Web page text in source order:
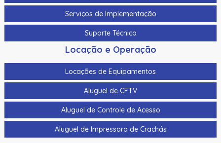
Serviços de Implementação
Suporte Técnico
Locação e Operação
Locações de Equipamentos
Aluguel de CFTV
Aluguel de Controle de Acesso
Aluguel de Impressora de Crachás